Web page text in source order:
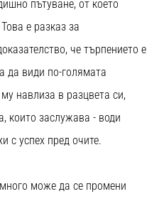
пътуване, от което
е разказ за
че търпението е
да види по-голямата
навлиза в разцвета си,
които заслужава - води
с успех пред очите.
може да се промени